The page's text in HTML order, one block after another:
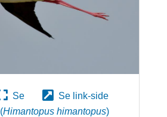
Se
Se link-side
(Himantopus himantopus)